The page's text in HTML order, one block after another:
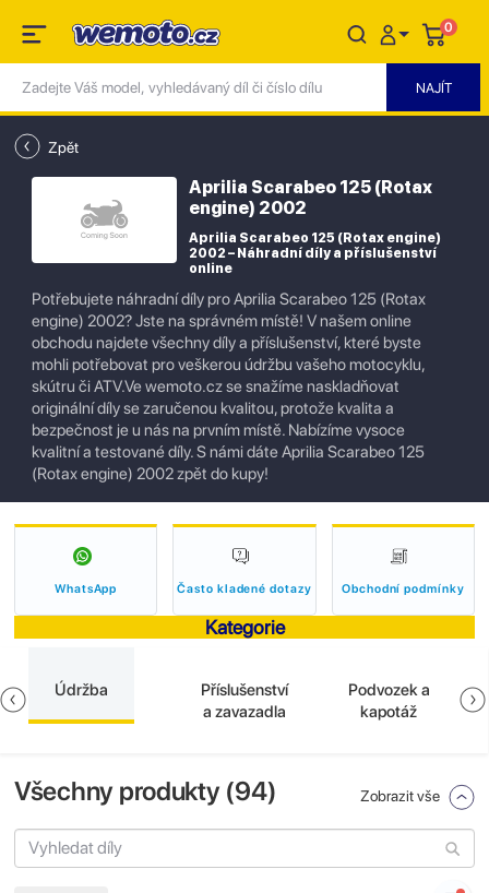
0
Zpět
Aprilia Scarabeo 125 (Rotax
engine) 2002
Aprilia Scarabeo 125 (Rotax engine)
2002 – Náhradní díly a příslušenství
online
Potřebujete náhradní díly pro Aprilia Scarabeo 125 (Rotax
engine) 2002? Jste na správném místě! V našem online
obchodu najdete všechny díly a příslušenství, které byste
mohli potřebovat pro veškerou údržbu vašeho motocyklu,
skútru či ATV.Ve wemoto.cz se snažíme naskladňovat
originální díly se zaručenou kvalitou, protože kvalita a
bezpečnost je u nás na prvním místě. Nabízíme vysoce
kvalitní a testované díly. S námi dáte Aprilia Scarabeo 125
(Rotax engine) 2002 zpět do kupy!
WhatsApp Často kladené dotazy Obchodní podmínky
Kategorie
Údržba
Příslušenství
a zavazadla
Podvozek a
kapotáž
Všechny produkty (94) Zobrazit vše